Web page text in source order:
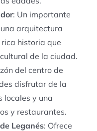
: Un importante
arquitectura
historia que
de la ciudad.
del centro de
disfrutar de la
locales y una
y restaurantes.
Leganés: Ofrece